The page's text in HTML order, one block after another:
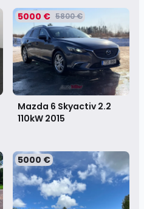
5000 € 5800 €
Mazda 6 Skyactiv 2.2
110kW 2015
5000 €